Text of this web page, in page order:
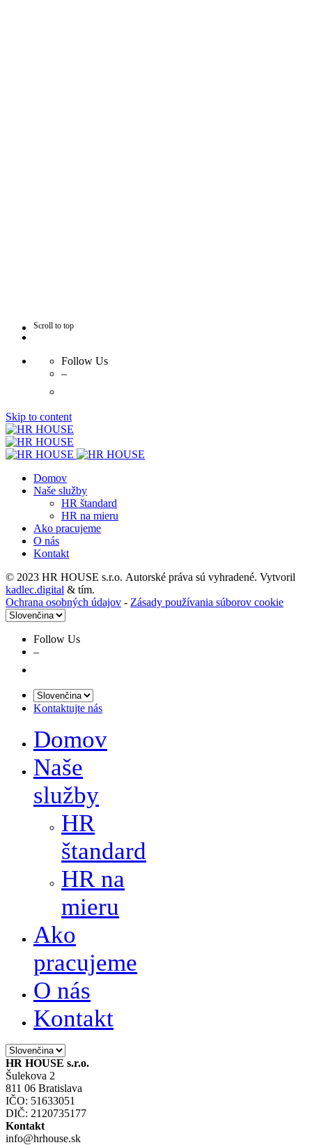
Scroll to top
Follow Us
–
Skip to content
Domov
Naše služby
HR štandard
HR na mieru
Ako pracujeme
O nás
Kontakt
© 2023 HR HOUSE s.r.o. Autorské práva sú vyhradené. Vytvoril
kadlec.digital & tím.
Ochrana osobných údajov - Zásady používania súborov cookie
Follow Us
–
Kontaktujte nás
Domov
Naše
služby
HR
štandard
HR na
mieru
Ako
pracujeme
O nás
Kontakt
HR HOUSE s.r.o.
Šulekova 2
811 06 Bratislava
IČO: 51633051
DIČ: 2120735177
Kontakt
info@hrhouse.sk